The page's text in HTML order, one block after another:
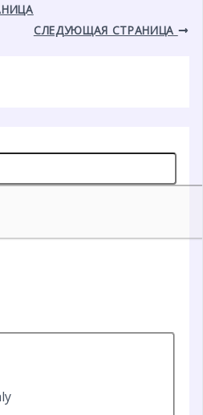
СЛЕДУЮЩАЯ СТРАНИЦА